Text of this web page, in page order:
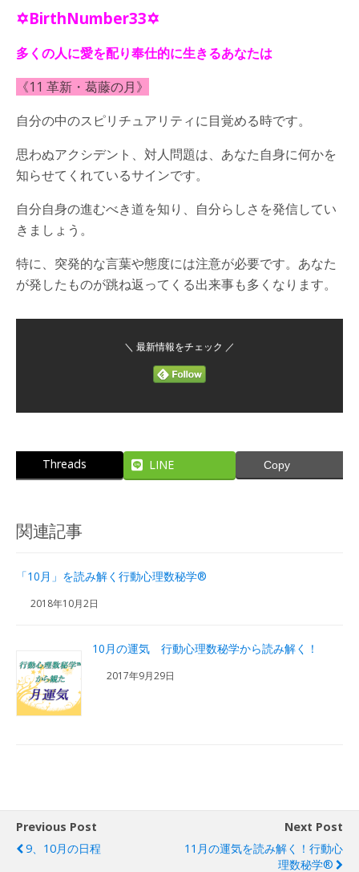
✡BirthNumber33✡
多くの人に愛を配り奉仕的に生きるあなたは
《11 革新・葛藤の月》
自分の中のスピリチュアリティに目覚める時です。
思わぬアクシデント、対人問題は、あなた自身に何かを
知らせてくれているサインです。
自分自身の進むべき道を知り、自分らしさを発信してい
きましょう。
特に、突発的な言葉や態度には注意が必要です。あなた
が発したものが跳ね返ってくる出来事も多くなります。
＼ 最新情報をチェック ／
Threads LINE Copy
関連記事
「10月」を読み解く行動心理数秘学®
2018年10月2日
10月の運気 行動心理数秘学から読み解く！
2017年9月29日
Previous Post
9、10月の日程
Next Post
11月の運気を読み解く！行動心
理数秘学®